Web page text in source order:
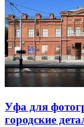
Уфа для
городские